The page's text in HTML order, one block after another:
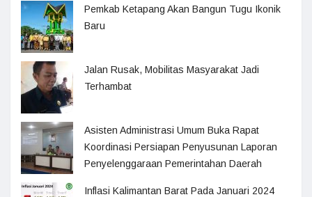
Pemkab Ketapang Akan Bangun Tugu Ikonik
Baru
Jalan Rusak, Mobilitas Masyarakat Jadi
Terhambat
Asisten Administrasi Umum Buka Rapat
Koordinasi Persiapan Penyusunan Laporan
Penyelenggaraan Pemerintahan Daerah
Inflasi Kalimantan Barat Pada Januari 2024